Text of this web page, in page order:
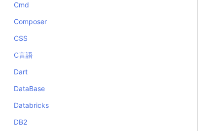
Cmd
Composer
CSS
C言語
Dart
DataBase
Databricks
DB2